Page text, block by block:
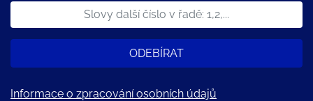
ODEBÍRAT
Informace o zpracování osobních údajů